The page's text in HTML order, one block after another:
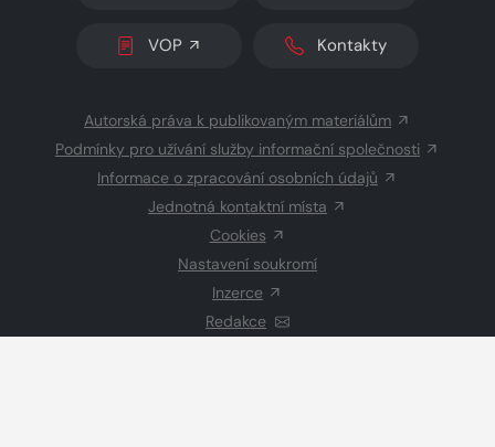
VOP Kontakty
Autorská práva k publikovaným materiálům
Podmínky pro užívání služby informační společnosti
Informace o zpracování osobních údajů
Jednotná kontaktní místa
Cookies
Nastavení soukromí
Inzerce
Redakce